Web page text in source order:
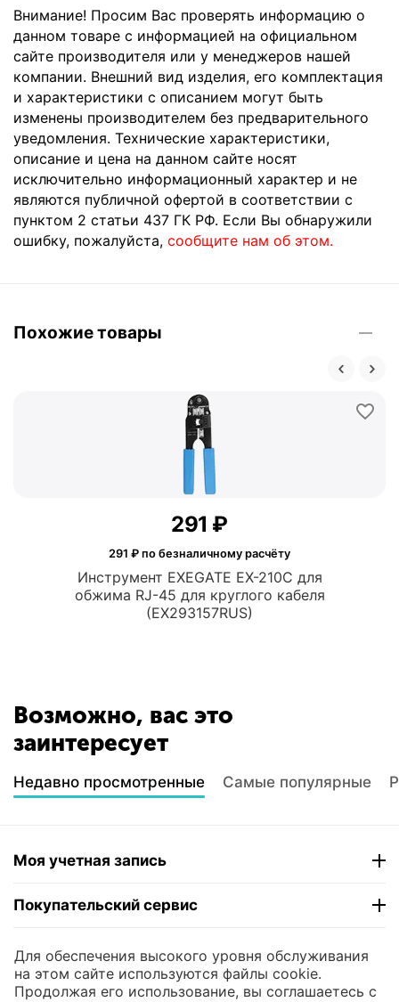
Внимание! Просим Вас проверять информацию о
данном товаре с информацией на официальном
сайте производителя или у менеджеров нашей
компании. Внешний вид изделия, его комплектация
и характеристики с описанием могут быть
изменены производителем без предварительного
уведомления. Технические характеристики,
описание и цена на данном сайте носят
исключительно информационный характер и не
являются публичной офертой в соответствии с
пунктом 2 статьи 437 ГК РФ. Если Вы обнаружили
ошибку, пожалуйста, сообщите нам об этом.
Похожие товары
Инструмент EXEGATE EX-210C для
обжима RJ-45 для круглого кабеля
(EX293157RUS)
‍291‍ ₽
291 ₽ по безналичному расчёту
Возможно, вас это
заинтересует
Недавно просмотренные Самые популярные
Моя учетная запись
Покупательский сервис
Контакты
Для обеспечения высокого уровня обслуживания
на этом сайте используются файлы cookie.
Продолжая его использование, вы соглашаетесь с